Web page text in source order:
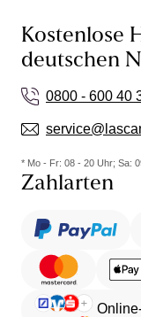
Kostenlose
deutschen
0800 - 600 40
* Mo - Fr: 08 - 20 Uhr; Sa:
Zahlarten